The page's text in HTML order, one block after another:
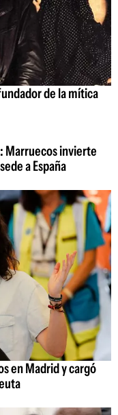
de la mítica
Marruecos invierte
a España
en Madrid y cargó